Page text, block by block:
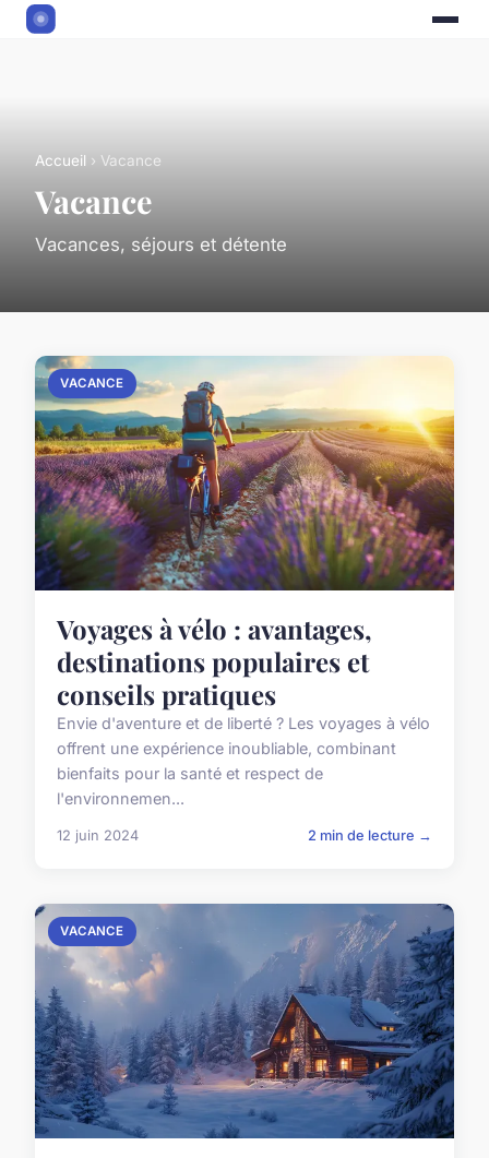
Accueil › Vacance
Vacance
Vacances, séjours et détente
VACANCE
Voyages à vélo : avantages,
destinations populaires et
conseils pratiques
Envie d'aventure et de liberté ? Les voyages à vélo
offrent une expérience inoubliable, combinant
bienfaits pour la santé et respect de
l'environnemen...
12 juin 2024 2 min de lecture →
VACANCE